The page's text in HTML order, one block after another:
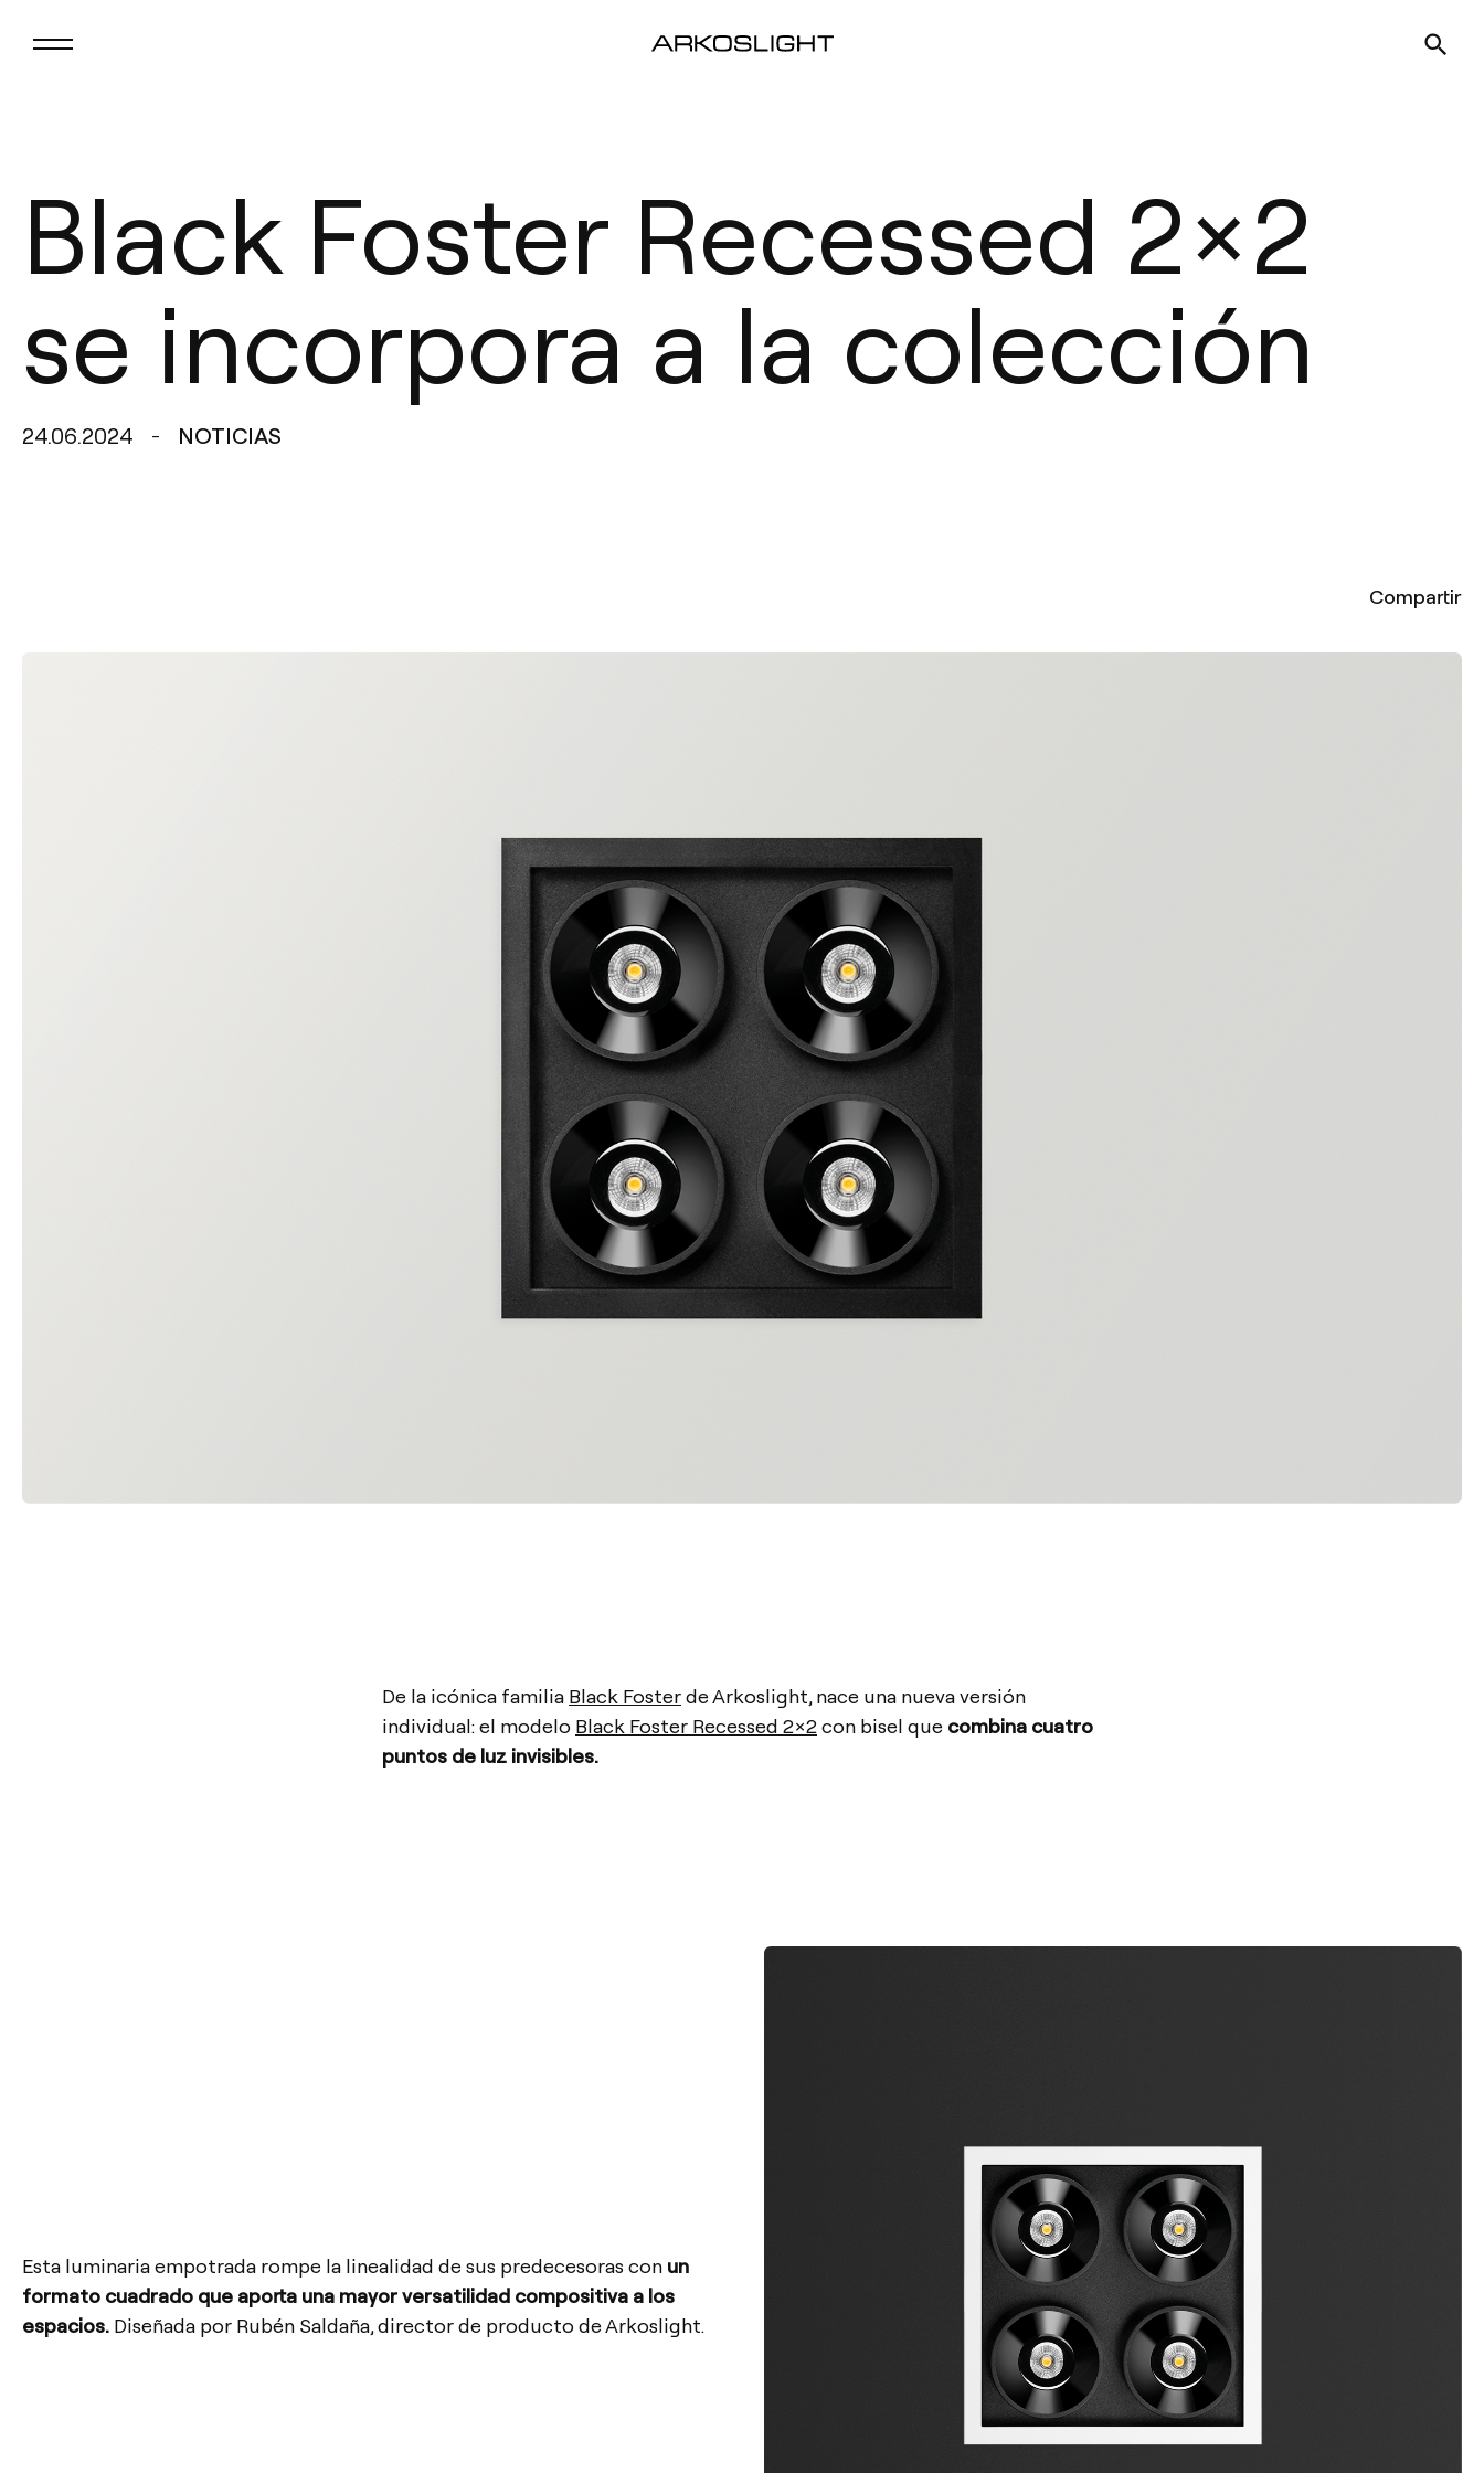
Black Foster Recessed 2×2
se incorpora a la colección
24.06.2024 NOTICIAS
Compartir
De la icónica familia Black Fosterde Arkoslight, nace una nueva versión
individual: el modelo Black Foster Recessed 2×2con bisel que combina cuatro
puntos de luz invisibles.
Esta luminaria empotrada rompe la linealidad de sus predecesoras con un
formato cuadrado que aporta una mayor versatilidad compositiva a los
espacios. Diseñada por Rubén Saldaña, director de producto de Arkoslight.